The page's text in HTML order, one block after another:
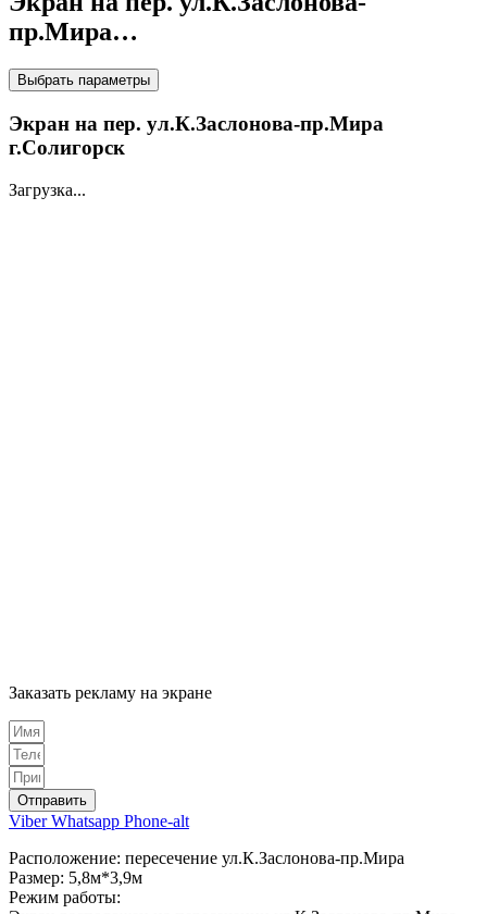
НА LED ЭКРАНАХ
пр.Мира…
Выбрать параметры
Экран на пер. ул.К.Заслонова-пр.Мира
г.Солигорск
Загрузка...
Заказать рекламу на экране
Отправить
Viber Whatsapp Phone-alt
Расположение: пересечение ул.К.Заслонова-пр.Мира
Размер: 5,8м*3,9м
Режим работы: